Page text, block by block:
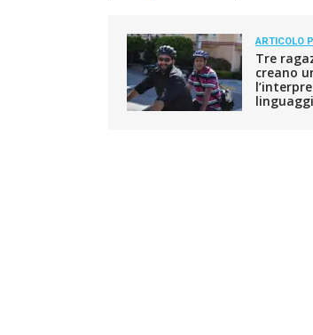
ARTICOLO
Tre
creano